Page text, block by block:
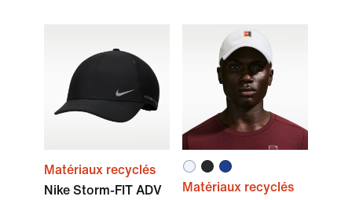
Matériaux recyclés
Nike Storm-FIT ADV
Matériaux recyclés